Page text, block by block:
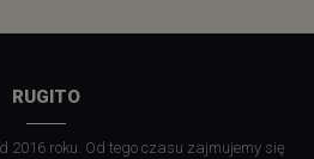
RUGITO
2016 roku. Od tego czasu zajmujemy się